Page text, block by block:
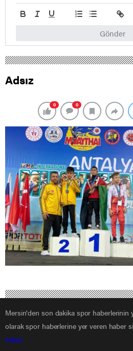
Gönder
Adsız
0 0
Mersin'den son dakika spor haberlerinin
olarak spor haberlerine yer veren haber
haber